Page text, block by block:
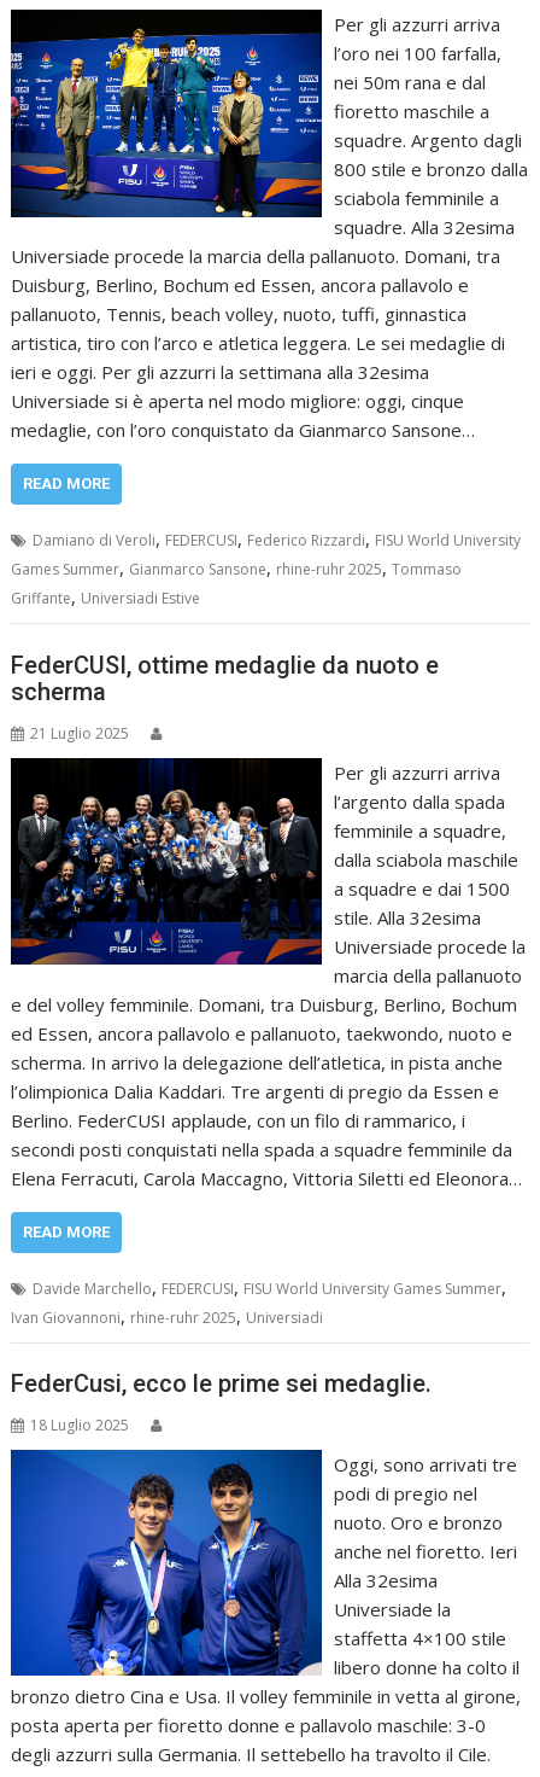
Per gli azzurri arriva
l’oro nei 100 farfalla,
nei 50m rana e dal
fioretto maschile a
squadre. Argento dagli
800 stile e bronzo dalla
sciabola femminile a
squadre. Alla 32esima
Universiade procede la marcia della pallanuoto. Domani, tra
Duisburg, Berlino, Bochum ed Essen, ancora pallavolo e
pallanuoto, Tennis, beach volley, nuoto, tuffi, ginnastica
artistica, tiro con l’arco e atletica leggera. Le sei medaglie di
ieri e oggi. Per gli azzurri la settimana alla 32esima
Universiade si è aperta nel modo migliore: oggi, cinque
medaglie, con l’oro conquistato da Gianmarco Sansone…
READ MORE
Damiano di Veroli, FEDERCUSI, Federico Rizzardi, FISU World University
Games Summer, Gianmarco Sansone, rhine-ruhr 2025,Tommaso
Griffante, Universiadi Estive
FederCUSI, ottime medaglie da nuoto e
scherma
21 Luglio 2025
Per gli azzurri arriva
l’argento dalla spada
femminile a squadre,
dalla sciabola maschile
a squadre e dai 1500
stile. Alla 32esima
Universiade procede la
marcia della pallanuoto
e del volley femminile. Domani, tra Duisburg, Berlino, Bochum
ed Essen, ancora pallavolo e pallanuoto, taekwondo, nuoto e
scherma. In arrivo la delegazione dell’atletica, in pista anche
l’olimpionica Dalia Kaddari. Tre argenti di pregio da Essen e
Berlino. FederCUSI applaude, con un filo di rammarico, i
secondi posti conquistati nella spada a squadre femminile da
Elena Ferracuti, Carola Maccagno, Vittoria Siletti ed Eleonora…
READ MORE
Davide Marchello, FEDERCUSI, FISU World University Games Summer,
Ivan Giovannoni, rhine-ruhr 2025, Universiadi
FederCusi, ecco le prime sei medaglie.
18 Luglio 2025
Oggi, sono arrivati tre
podi di pregio nel
nuoto. Oro e bronzo
anche nel fioretto. Ieri
Alla 32esima
Universiade la
staffetta 4×100 stile
libero donne ha colto il
bronzo dietro Cina e Usa. Il volley femminile in vetta al girone,
posta aperta per fioretto donne e pallavolo maschile: 3-0
degli azzurri sulla Germania. Il settebello ha travolto il Cile.